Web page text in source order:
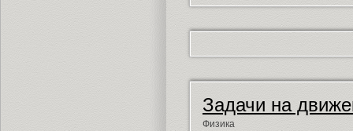
Задачи на
Физика